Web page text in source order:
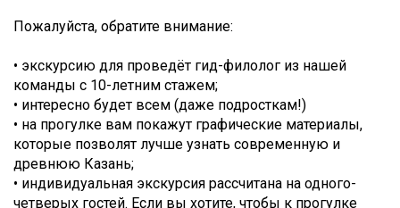
Пожалуйста, обратите внимание:
• экскурсию для проведёт гид-филолог из нашей
команды с 10-летним стажем;
• интересно будет всем (даже подросткам!)
• на прогулке вам покажут графические материалы,
которые позволят лучше узнать современную и
древнюю Казань;
• индивидуальная экскурсия рассчитана на одного-
четверых гостей. Если вы хотите, чтобы к прогулке